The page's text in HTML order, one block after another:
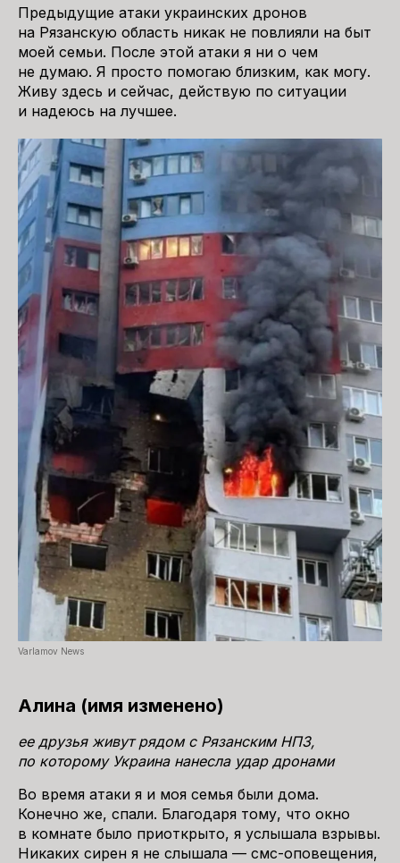
Предыдущие атаки украинских дронов
на Рязанскую область никак не повлияли на быт
моей семьи. После этой атаки я ни о чем
не думаю. Я просто помогаю близким, как могу.
Живу здесь и сейчас, действую по ситуации
и надеюсь на лучшее.
Varlamov News
Алина (имя изменено)
ее друзья живут рядом с Рязанским НПЗ,
по которому Украина нанесла удар дронами
Во время атаки я и моя семья были дома.
Конечно же, спали. Благодаря тому, что окно
в комнате было приоткрыто, я услышала взрывы.
Никаких сирен я не слышала — смс-оповещения,